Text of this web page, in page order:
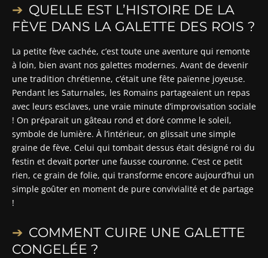
QUELLE EST L’HISTOIRE DE LA
FÈVE DANS LA GALETTE DES ROIS ?
La petite fève cachée, c’est toute une aventure qui remonte
à loin, bien avant nos galettes modernes. Avant de devenir
une tradition chrétienne, c’était une fête païenne joyeuse.
Pendant les Saturnales, les Romains partageaient un repas
avec leurs esclaves, une vraie minute d’improvisation sociale
! On préparait un gâteau rond et doré comme le soleil,
symbole de lumière. À l’intérieur, on glissait une simple
graine de fève. Celui qui tombait dessus était désigné roi du
festin et devait porter une fausse couronne. C’est ce petit
rien, ce grain de folie, qui transforme encore aujourd’hui un
simple goûter en moment de pure convivialité et de partage
!
COMMENT CUIRE UNE GALETTE
CONGELÉE ?